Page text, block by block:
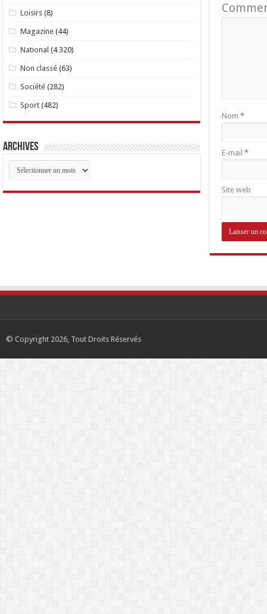
Nom *
E-mail *
Site web
Loisirs (8)
Magazine (44)
National (4 320)
Non classé (63)
Société (282)
Sport (482)
Archives
Archives
© Copyright 2026, Tout Droits Réservés